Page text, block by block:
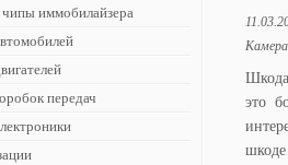
иммобилайзера
передач
Шкода
это
шкоде